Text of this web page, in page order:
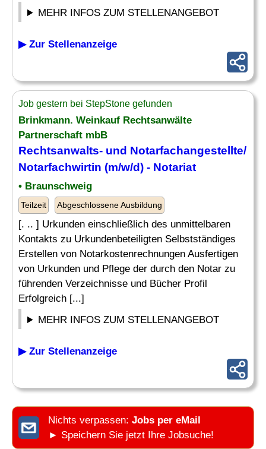
MEHR INFOS ZUM STELLENANGEBOT
▶ Zur Stellenanzeige
Job gestern bei StepStone gefunden
Brinkmann. Weinkauf Rechtsanwälte
Partnerschaft mbB
Rechtsanwalts- und Notarfachangestellte/
Notarfachwirtin (m/w/d) - Notariat
• Braunschweig
Teilzeit Abgeschlossene Ausbildung
[. .. ] Urkunden einschließlich des unmittelbaren
Kontakts zu Urkundenbeteiligten Selbstständiges
Erstellen von Notarkostenrechnungen Ausfertigen
von Urkunden und Pflege der durch den Notar zu
führenden Verzeichnisse und Bücher Profil
Erfolgreich [...]
MEHR INFOS ZUM STELLENANGEBOT
▶ Zur Stellenanzeige
Nichts verpassen: Jobs per eMail
► Speichern Sie jetzt Ihre Jobsuche!